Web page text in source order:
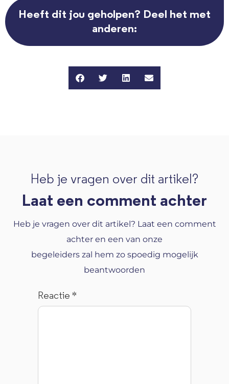
Heeft dit jou geholpen? Deel het met
anderen:
Heb je vragen over dit artikel?
Laat een comment achter
Heb je vragen over dit artikel? Laat een comment
achter en een van onze
begeleiders zal hem zo spoedig mogelijk
beantwoorden
Reactie*